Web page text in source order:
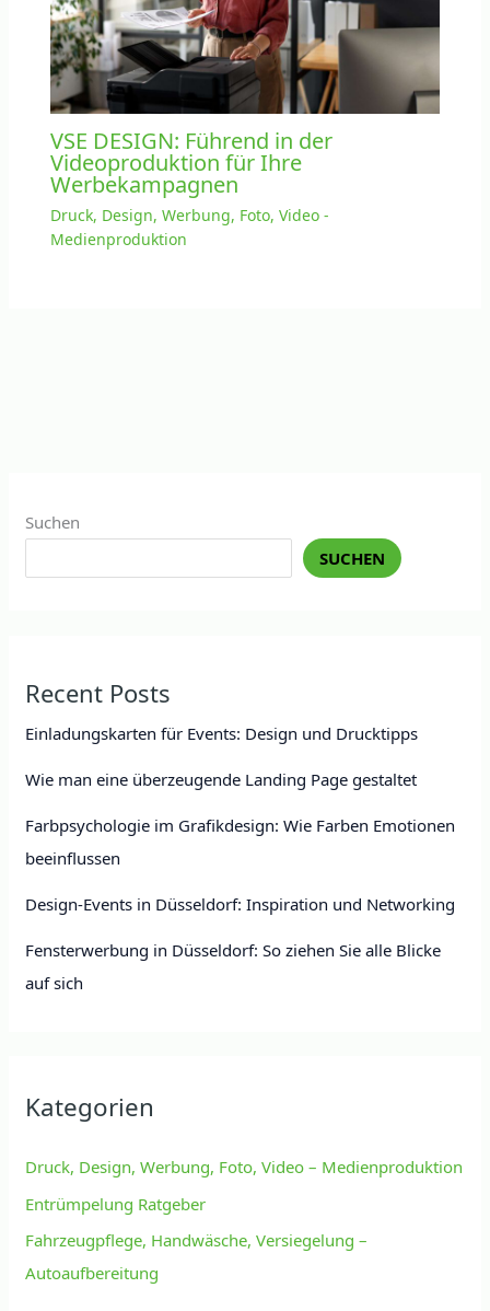
VSE DESIGN: Führend in der
Videoproduktion für Ihre
Werbekampagnen
Druck, Design, Werbung, Foto, Video -
Medienproduktion
Suchen
SUCHEN
Recent Posts
Einladungskarten für Events: Design und Drucktipps
Wie man eine überzeugende Landing Page gestaltet
Farbpsychologie im Grafikdesign: Wie Farben Emotionen
beeinflussen
Design-Events in Düsseldorf: Inspiration und Networking
Fensterwerbung in Düsseldorf: So ziehen Sie alle Blicke
auf sich
Kategorien
Druck, Design, Werbung, Foto, Video – Medienproduktion
Entrümpelung Ratgeber
Fahrzeugpflege, Handwäsche, Versiegelung –
Autoaufbereitung